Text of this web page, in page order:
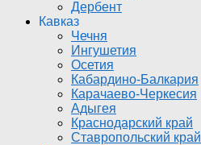
Дербент
Кавказ
Чечня
Ингушетия
Осетия
Кабардино-Балкария
Карачаево-Черкесия
Адыгея
Краснодарский край
Ставропольский край